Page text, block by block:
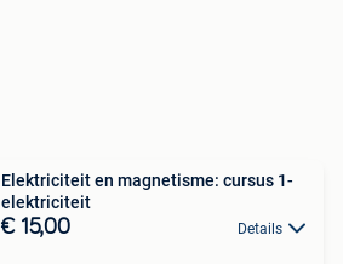
Elektriciteit en magnetisme: cursus 1-
elektriciteit
€ 15,00 Details